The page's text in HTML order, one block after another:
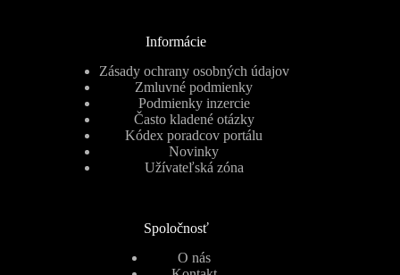
Informácie
Zásady ochrany osobných údajov
Zmluvné podmienky
Podmienky inzercie
Často kladené otázky
Kódex poradcov portálu
Novinky
Užívateľská zóna
Spoločnosť
O nás